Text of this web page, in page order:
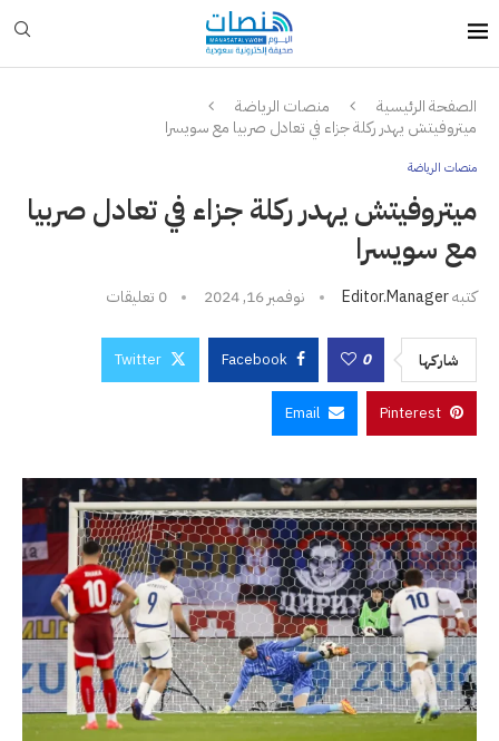
الصفحة الرئيسية
منصات الرياضة
ميتروفيتش يهدر ركلة جزاء في تعادل صربيا مع سويسرا
منصات الرياضة
ميتروفيتش يهدر ركلة جزاء في تعادل صربيا
مع سويسرا
كتبهEditor.manager نوفمبر 16, 2024 0 تعليقات
شاركها 0
Facebook
Twitter
Pinterest
Email